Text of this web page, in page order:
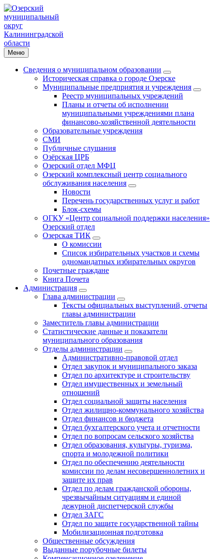
Меню
Сведения о муниципальном образовании
Историческая справка о городе Озерске
Муниципальные предприятия и учреждения
Реестр муниципальных учреждений
Планы и отчеты об исполнении
муниципальными учреждениями плана
финансово-хозяйственной деятельности
Образовательные учреждения
СМИ
Публичные слушания
Озёрская ЦРБ
Озерский отдел МФЦ
Озерский комплексный центр социального
обслуживания населения
Новости
Перечень государственных услуг и работ
Блок-схемы
ОГКУ «Центр социальной поддержки населения»
Озерский отдел
Озерская ТИК
О комиссии
Список избирательных участков и схемы
одномандатных избирательных округов
Почетные граждане
Книга Почета
Администрация
Глава администрации
Тексты официальных выступлений, отчеты
главы администрации
Заместитель главы администрации
Статистические данные и показатели
муниципального образования
Отделы администрации
Административно-правовой отдел
Отдел закупок и муниципального заказа
Отдел по архитектуре и строительству
Отдел имущественных и земельный
отношений
Отдел социальной защиты населения
Отдел жилищно-коммунального хозяйства
Отдел финансов и бюджета
Отдел бухгалтерского учета и отчетности
Отдел по вопросам сельского хозяйства
Отдел образования, культуры, туризма,
спорта и молодежной политики
Отдел по обеспечению деятельности
комиссии по делам несовершеннолетних и
защите их прав
Отдел по делам гражданской обороны,
чрезвычайным ситуациям и единой
дежурной диспетчерской службы
Отдел ЗАГС
Отдел по защите государственной тайны
Мобилизационная подготовка
Общественные обсуждения
Выданные порубочные билеты